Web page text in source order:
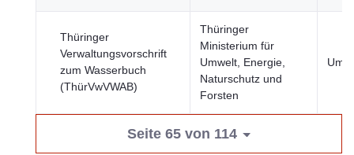
Thüringer
Verwaltungsvorschrift
zum Wasserbuch
(ThürVwVWAB)
Thüringer
Ministerium für
Umwelt, Energie,
Naturschutz und
Forsten
Seite 65 von 114